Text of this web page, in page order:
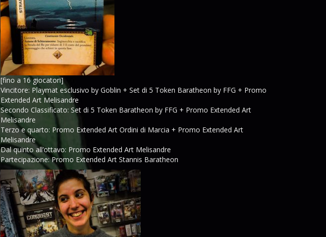
[fino a 16 giocatori]
Vincitore: Playmat esclusivo by Goblin + Set di 5 Token Baratheon by FFG + Promo
Extended Art Melisandre
Secondo Classificato: Set di 5 Token Baratheon by FFG + Promo Extended Art
Melisandre
Terzo e quarto: Promo Extended Art Ordini di Marcia + Promo Extended Art
Melisandre
Dal quinto all’ottavo: Promo Extended Art Melisandre
Partecipazione: Promo Extended Art Stannis Baratheon